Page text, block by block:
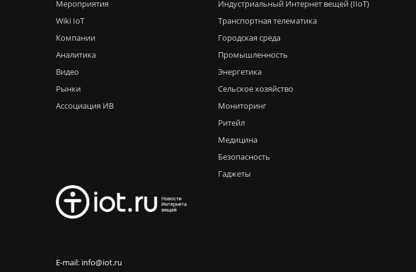
Мероприятия
Wiki IoT
Компании
Аналитика
Видео
Рынки
Ассоциация ИВ
Индустриальный Интернет вещей (IIoT)
Транспортная телематика
Городская среда
Промышленность
Энергетика
Сельское хозяйство
Мониторинг
Ритейл
Медицина
Безопасность
Гаджеты
E-mail: info@iot.ru